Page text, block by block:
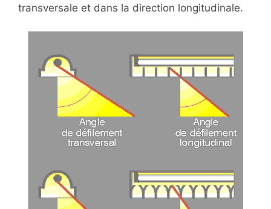
transversale et dans la direction longitudinale.